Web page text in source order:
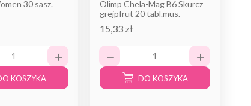
30 sasz.
KOSZYKA
Olimp Chela-Mag B6 Skurcz
grejpfrut 20 tabl.mus.
15,33 zł
DO KOSZYKA